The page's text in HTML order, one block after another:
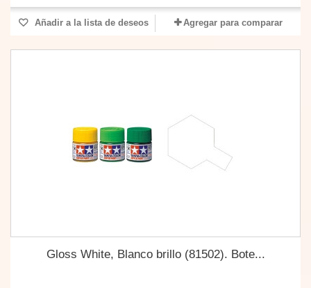
Añadir a la lista de deseos Agregar para comparar
Gloss White, Blanco brillo (81502). Bote...